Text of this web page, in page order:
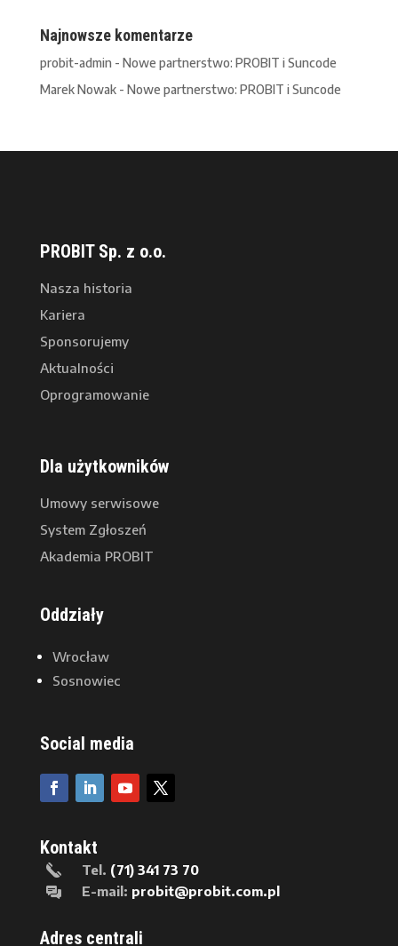
Najnowsze komentarze
probit-admin - Nowe partnerstwo: PROBIT i Suncode
Marek Nowak- Nowe partnerstwo: PROBIT i Suncode
PROBIT Sp. z o.o.
Nasza historia
Kariera
Sponsorujemy
Aktualności
Oprogramowanie
Dla użytkowników
Umowy serwisowe
System Zgłoszeń
Akademia PROBIT
Oddziały
Wrocław
Sosnowiec
Social media
Kontakt
Tel. (71) 341 73 70
E-mail: probit@probit.com.pl
Adres centrali